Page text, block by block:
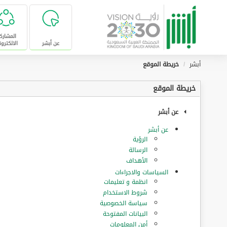
تخطى للإنتقال إلى المحتوى الرئيسي
عن أبشر
أبشر
خريطة الموقع
خريطة الموقع
عن أبشر
عن أبشر
الرؤية
الرسالة
الأهداف
السياسات والاجراءات
انظمة و تعليمات
شروط الاستخدام
سياسة الخصوصية
البيانات المفتوحة
أمن المعلومات